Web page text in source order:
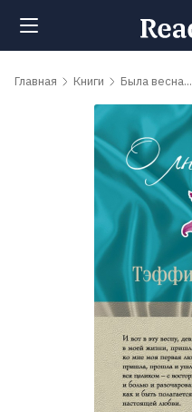
Поиск
обсуждаемые
Главная Книги Была весна...